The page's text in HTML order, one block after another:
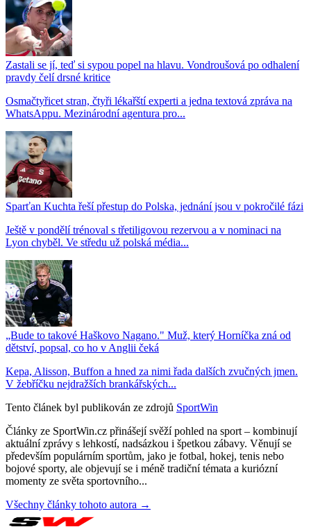
Zastali se jí, teď si sypou popel na hlavu. Vondroušová po odhalení
pravdy čelí drsné kritice
Osmačtyřicet stran, čtyři lékařští experti a jedna textová zpráva na
WhatsAppu. Mezinárodní agentura pro...
Sparťan Kuchta řeší přestup do Polska, jednání jsou v pokročilé fázi
Ještě v pondělí trénoval s třetiligovou rezervou a v nominaci na
Lyon chyběl. Ve středu už polská média...
„Bude to takové Haškovo Nagano." Muž, který Horníčka zná od
dětství, popsal, co ho v Anglii čeká
Kepa, Alisson, Buffon a hned za nimi řada dalších zvučných jmen.
V žebříčku nejdražších brankářských...
Tento článek byl publikován ze zdrojů SportWin
Články ze SportWin.cz přinášejí svěží pohled na sport – kombinují
aktuální zprávy s lehkostí, nadsázkou i špetkou zábavy. Věnují se
především populárním sportům, jako je fotbal, hokej, tenis nebo
bojové sporty, ale objevují se i méně tradiční témata a kuriózní
momenty ze světa sportovního...
Všechny články tohoto autora →